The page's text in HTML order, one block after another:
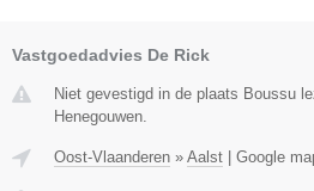
Vastgoedadvies De Rick
Niet gevestigd in de plaats Boussu
Henegouwen.
Oost-Vlaanderen » Aalst Google